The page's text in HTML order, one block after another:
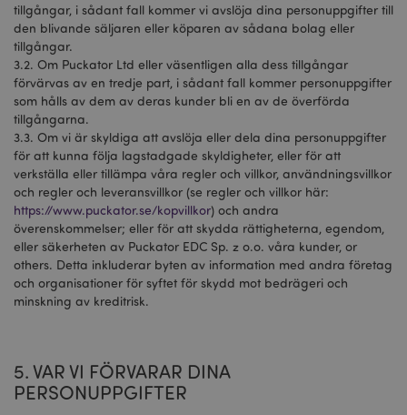
tillgångar, i sådant fall kommer vi avslöja dina personuppgifter till
den blivande säljaren eller köparen av sådana bolag eller
tillgångar.
3.2. Om Puckator Ltd eller väsentligen alla dess tillgångar
förvärvas av en tredje part, i sådant fall kommer personuppgifter
som hålls av dem av deras kunder bli en av de överförda
tillgångarna.
3.3. Om vi är skyldiga att avslöja eller dela dina personuppgifter
för att kunna följa lagstadgade skyldigheter, eller för att
verkställa eller tillämpa våra regler och villkor, användningsvillkor
och regler och leveransvillkor (se regler och villkor här:
https://www.puckator.se/kopvillkor) och andra
överenskommelser; eller för att skydda rättigheterna, egendom,
eller säkerheten av Puckator EDC Sp. z o.o. våra kunder, or
others. Detta inkluderar byten av information med andra företag
och organisationer för syftet för skydd mot bedrägeri och
minskning av kreditrisk.
5. VAR VI FÖRVARAR DINA
PERSONUPPGIFTER
section_data_ids
Adobe Inc.
www.puckator.se
form_key
Adobe Inc.
X-Magento-Vary
Adobe Inc.